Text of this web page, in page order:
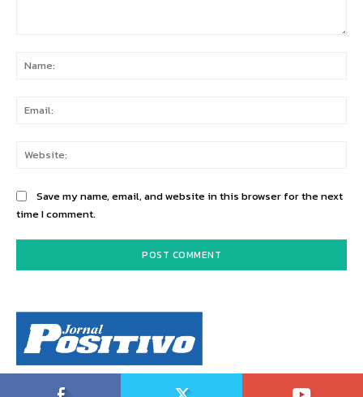
Save my name, email, and website in this browser for the next
time I comment.